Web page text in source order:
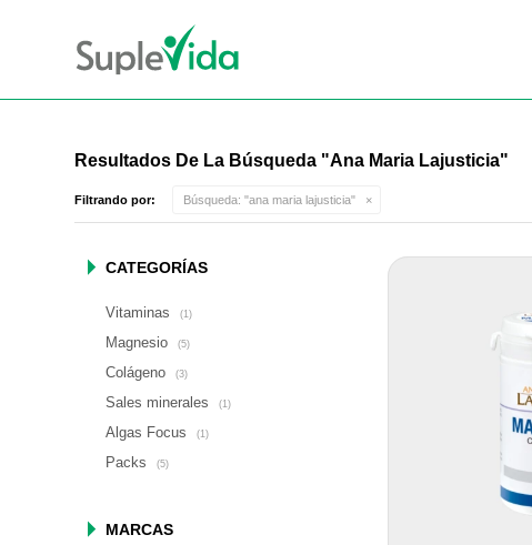
Resultados De La Búsqueda "ana Maria Lajusticia"
Filtrando por: Búsqueda: "ana maria lajusticia"
CATEGORÍAS
Vitaminas (1)
Magnesio (5)
Colágeno (3)
Sales minerales (1)
Algas Focus (1)
Packs (5)
MARCAS